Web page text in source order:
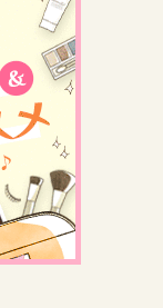
検索